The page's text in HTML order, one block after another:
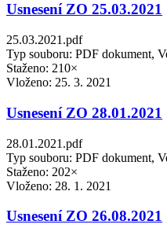
Usnesení ZO 25.03.2021
25.03.2021.pdf
Typ souboru: PDF dokument,
Staženo: 210×
Vloženo: 25. 3. 2021
Usnesení ZO 28.01.2021
28.01.2021.pdf
Typ souboru: PDF dokument,
Staženo: 202×
Vloženo: 28. 1. 2021
Usnesení ZO 26.08.2021